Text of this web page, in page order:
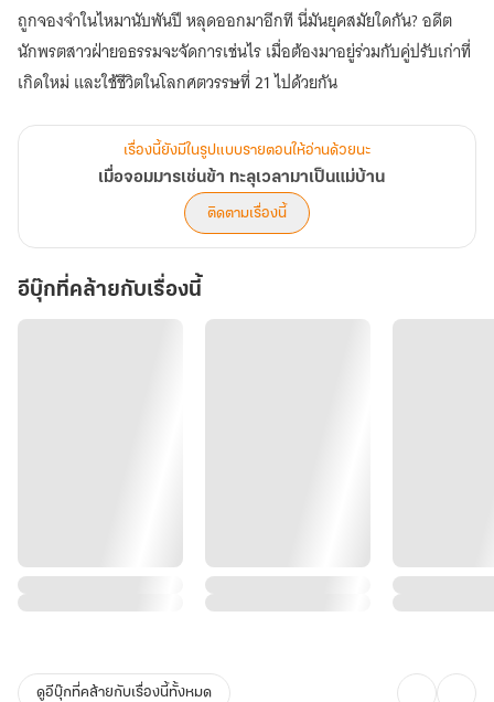
บ้าน
ทะลุ
เวลา
มา
เป็น
บ้าน
ถูกจองจำในไหมานับพันปี หลุดออกมาอีกที นี่มันยุคสมัยใดกัน? อดีต
นักพรตสาวฝ่ายอธรรมจะจัดการเช่นไร เมื่อต้องมาอยู่ร่วมกับคู่ปรับเก่าที่
เกิดใหม่ และใช้ชีวิตในโลกศตวรรษที่ 21 ไปด้วยกัน
เรื่องนี้ยังมีในรูปแบบรายตอนให้อ่านด้วยนะ
เมื่อจอมมารเช่นข้า ทะลุเวลามาเป็นแม่บ้าน
ติดตามเรื่องนี้
อีบุ๊กที่คล้ายกับเรื่องนี้
ดูอีบุ๊กที่คล้ายกับเรื่องนี้ทั้งหมด